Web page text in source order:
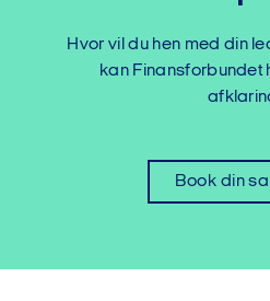
Hvor vil du hen med din
kan
Book din